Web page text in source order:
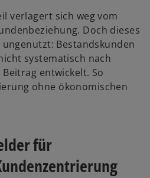
verlagert sich weg vom
Doch dieses
Bestandskunden
systematisch nach
entwickelt. So
ohne ökonomischen
für